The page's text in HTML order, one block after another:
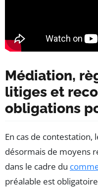
Médiation,
litiges et
obligations
En cas de
désormais de moyens
dans le cadre du
préalable est